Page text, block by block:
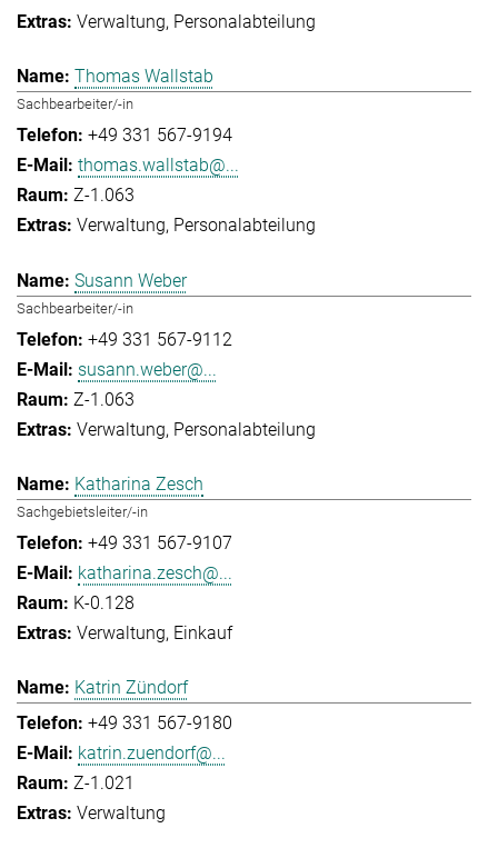
Verwaltung Personalabteilung
Thomas Wallstab
Sachbearbeiter/-in
+49 331 567-9194
thomas.wallstab@...
Z-1.063
Verwaltung Personalabteilung
Susann Weber
Sachbearbeiter/-in
+49 331 567-9112
susann.weber@...
Z-1.063
Verwaltung Personalabteilung
Katharina Zesch
Sachgebietsleiter/-in
+49 331 567-9107
katharina.zesch@...
K-0.128
Verwaltung Einkauf
Katrin Zündorf
+49 331 567-9180
katrin.zuendorf@...
Z-1.021
Verwaltung